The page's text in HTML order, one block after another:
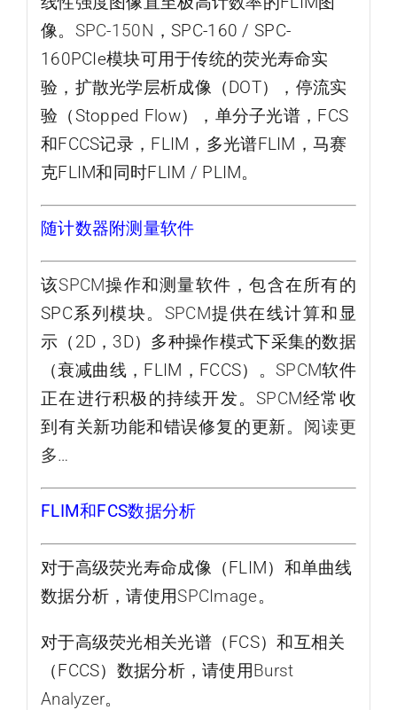
像。 SPC-150N ，SPC-160 / SPC-
160PCIe模块可用于传统的荧光寿命实
验，扩散光学层析成像（DOT），停流实
验（Stopped Flow），单分子光谱，FCS
和FCCS记录，FLIM，多光谱FLIM，马赛
克FLIM和同时FLIM / PLIM。
随计数器附测量软件
该SPCM操作和测量软件，包含在所有的
SPC系列模块。 SPCM提供在线计算和显
示（2D，3D）多种操作模式下采集的数据
（衰减曲线，FLIM，FCCS）。SPCM软件
正在进行积极的持续开发。SPCM经常收
到有关新功能和错误修复的更新。 阅读更
多…
FLIM和FCS数据分析
对于高级荧光寿命成像（FLIM）和单曲线
数据分析，请使用SPCImage。
对于高级荧光相关光谱（FCS）和互相关
（FCCS）数据分析，请使用Burst
Analyzer。